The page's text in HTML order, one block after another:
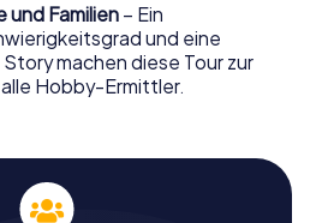
Browser, geben Ihren Code
Aveiro zählt auf Sie!
Familien – Ein
und eine
machen diese Tour zur
Hobby-Ermittler.